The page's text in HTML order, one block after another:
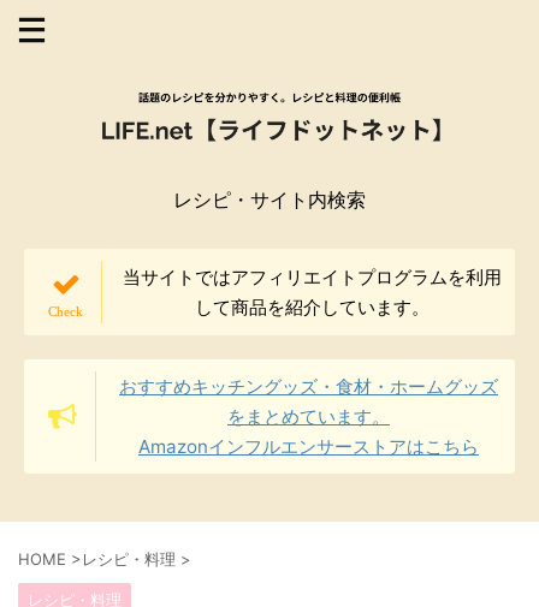
レシピ・サイト内検索
当サイトではアフィリエイトプログラムを利用
して商品を紹介しています。
おすすめキッチングッズ・食材・ホームグッズ
をまとめています。
Amazonインフルエンサーストアはこちら
HOME >レシピ・料理 >
レシピ・料理